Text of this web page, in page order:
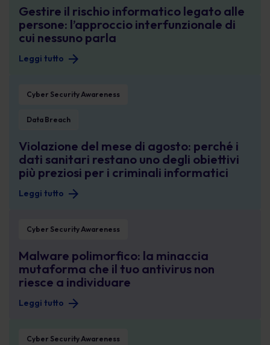
Gestire il rischio informatico legato alle
persone: l’approccio interfunzionale di
cui nessuno parla
Leggi tutto
Cyber Security Awareness
Data Breach
Violazione del mese di agosto: perché i
dati sanitari restano uno degli obiettivi
più preziosi per i criminali informatici
Leggi tutto
Cyber Security Awareness
Malware polimorfico: la minaccia
mutaforma che il tuo antivirus non
riesce a individuare
Leggi tutto
Cyber Security Awareness